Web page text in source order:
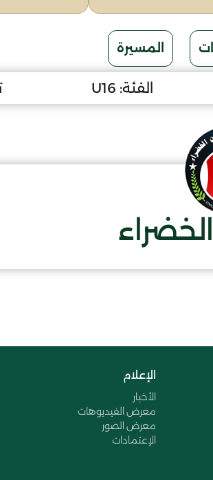
المسيرة
الفئة: U16
الإعلام
الأخبار
معرض الفيديوهات
معرض الصور
الإعتمادات